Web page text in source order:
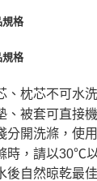
枕芯不可水
被套可直接
開洗滌，使
時，請以30℃
自然晾乾最